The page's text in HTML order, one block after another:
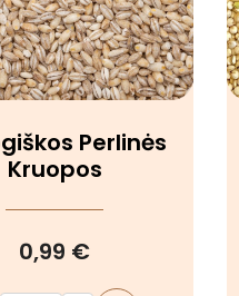
Perlinės
Kruopos
0,99 €